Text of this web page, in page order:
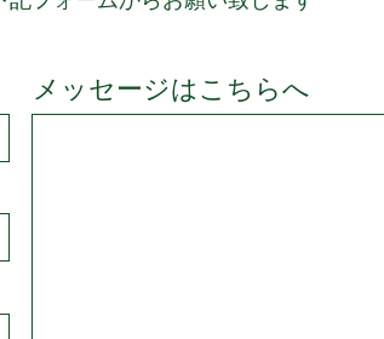
メッセージはこちらへ